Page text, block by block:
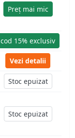
Preț mai mic
cod 15% exclusiv
Vezi detalii
Stoc epuizat
Stoc epuizat